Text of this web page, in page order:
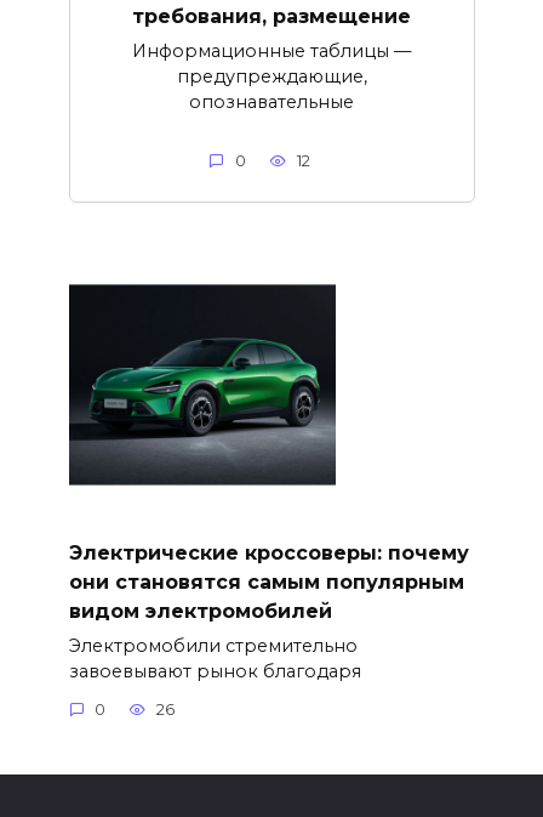
требования, размещение
Информационные таблицы —
предупреждающие,
опознавательные
0 12
Электрические кроссоверы: почему
они становятся самым популярным
видом электромобилей
Электромобили стремительно
завоевывают рынок благодаря
0 26